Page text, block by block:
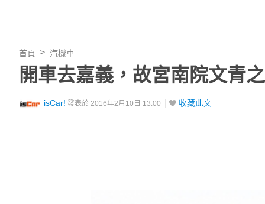
首頁 汽機車
開車去嘉義，故宮南院文青
isCar! 發表於 2016年2月10日 13:00 收藏此文